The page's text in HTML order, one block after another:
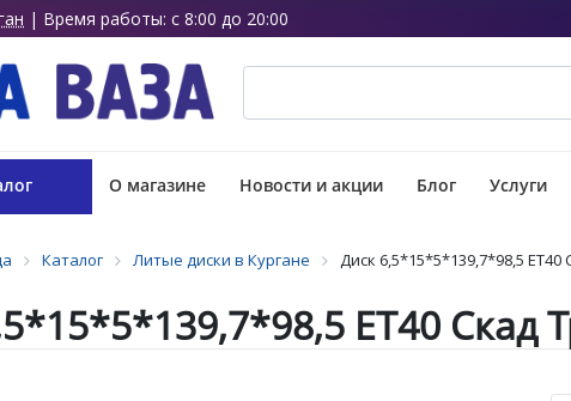
| Время работы: с 8:00 до 20:00
О магазине Новости и акции Блог Услуги
Каталог Литые диски в Кургане Диск 6,5*15*5*139,7*98,5
ET40 Скад